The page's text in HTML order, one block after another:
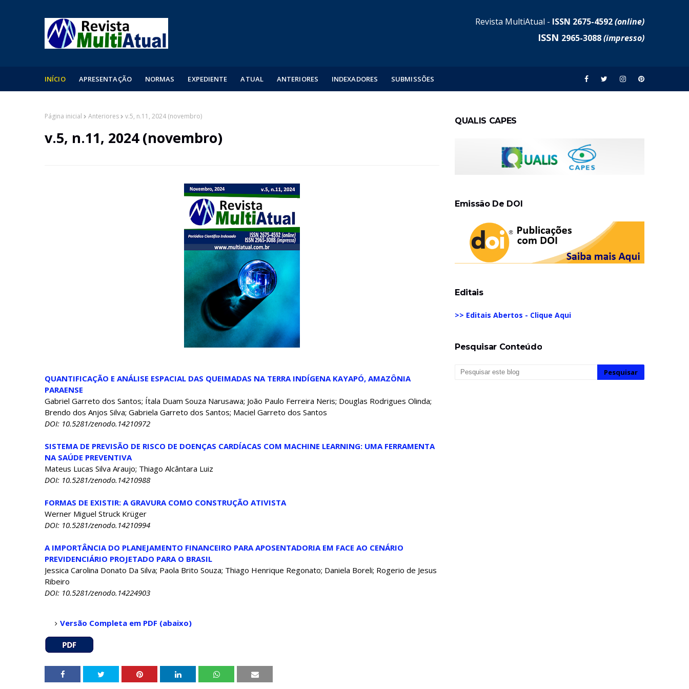
Revista MultiAtual - ISSN 2675-4592(online)
ISSN 2965-3088(impresso)
INÍCIO APRESENTAÇÃO NORMAS EXPEDIENTE ATUAL ANTERIORES INDEXADORES SUBMISSÕES
Página inicial Anteriores v.5, n.11, 2024 (novembro)
v.5, n.11, 2024 (novembro)
QUANTIFICAÇÃO E ANÁLISE ESPACIAL DAS QUEIMADAS NA TERRA INDÍGENA KAYAPÓ, AMAZÔNIA
PARAENSE
Gabriel Garreto dos Santos; Ítala Duam Souza Narusawa; João Paulo Ferreira Neris; Douglas Rodrigues Olinda;
Brendo dos Anjos Silva; Gabriela Garreto dos Santos; Maciel Garreto dos Santos
DOI: 10.5281/zenodo.14210972
SISTEMA DE PREVISÃO DE RISCO DE DOENÇAS CARDÍACAS COM MACHINE LEARNING: UMA FERRAMENTA
NA SAÚDE PREVENTIVA
Mateus Lucas Silva Araujo; Thiago Alcântara Luiz
DOI: 10.5281/zenodo.14210988
FORMAS DE EXISTIR: A GRAVURA COMO CONSTRUÇÃO ATIVISTA
Werner Miguel Struck Krüger
DOI: 10.5281/zenodo.14210994
A IMPORTÂNCIA DO PLANEJAMENTO FINANCEIRO PARA APOSENTADORIA EM FACE AO CENÁRIO
PREVIDENCIÁRIO PROJETADO PARA O BRASIL
Jessica Carolina Donato Da Silva; Paola Brito Souza; Thiago Henrique Regonato; Daniela Boreli; Rogerio de Jesus
Ribeiro
DOI: 10.5281/zenodo.14224903
Versão Completa em PDF (abaixo)
QUALIS CAPES
Emissão De DOI
Editais
>> Editais Abertos - Clique Aqui
Pesquisar Conteúdo